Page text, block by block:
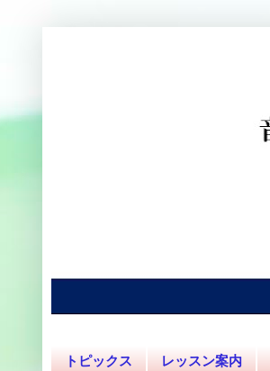
トピックス レッスン案内